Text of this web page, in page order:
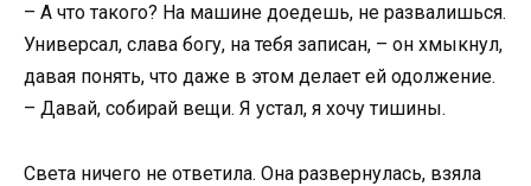
– А что такого? На машине доедешь, не развалишься.
Универсал, слава богу, на тебя записан, – он хмыкнул,
давая понять, что даже в этом делает ей одолжение.
– Давай, собирай вещи. Я устал, я хочу тишины.
Света ничего не ответила. Она развернулась, взяла